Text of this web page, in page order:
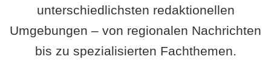
unterschiedlichsten redaktionellen
Umgebungen – von regionalen Nachrichten
bis zu spezialisierten Fachthemen.